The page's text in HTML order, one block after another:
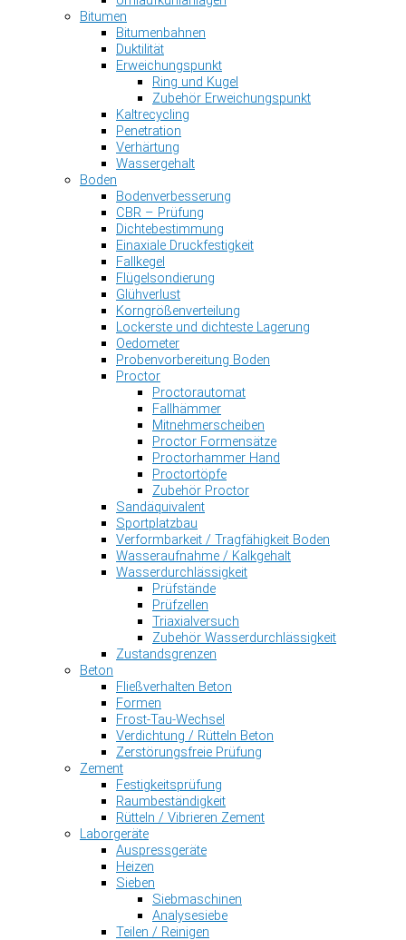
Bitumen
Bitumenbahnen
Duktilität
Erweichungspunkt
Ring und Kugel
Zubehör Erweichungspunkt
Kaltrecycling
Penetration
Verhärtung
Wassergehalt
Boden
Bodenverbesserung
CBR – Prüfung
Dichtebestimmung
Einaxiale Druckfestigkeit
Fallkegel
Flügelsondierung
Glühverlust
Korngrößenverteilung
Lockerste und dichteste Lagerung
Oedometer
Probenvorbereitung Boden
Proctor
Proctorautomat
Fallhämmer
Mitnehmerscheiben
Proctor Formensätze
Proctorhammer Hand
Proctortöpfe
Zubehör Proctor
Sandäquivalent
Sportplatzbau
Verformbarkeit / Tragfähigkeit Boden
Wasseraufnahme / Kalkgehalt
Wasserdurchlässigkeit
Prüfstände
Prüfzellen
Triaxialversuch
Zubehör Wasserdurchlässigkeit
Zustandsgrenzen
Beton
Fließverhalten Beton
Formen
Frost-Tau-Wechsel
Verdichtung / Rütteln Beton
Zerstörungsfreie Prüfung
Zement
Festigkeitsprüfung
Raumbeständigkeit
Rütteln / Vibrieren Zement
Laborgeräte
Auspressgeräte
Heizen
Sieben
Siebmaschinen
Analysesiebe
Teilen / Reinigen